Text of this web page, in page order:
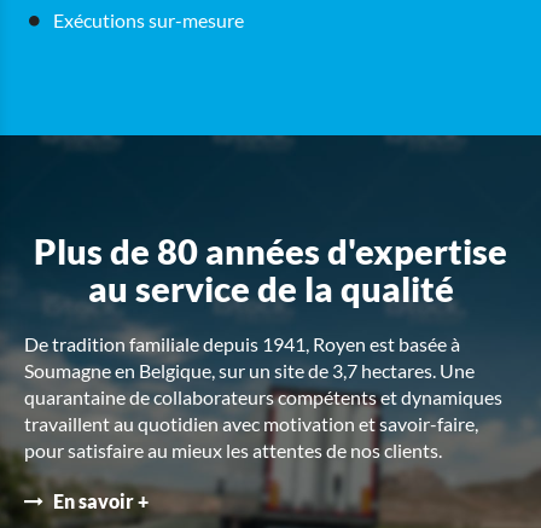
Exécutions sur-mesure
Plus de 80 années d'expertise
au service de la qualité
De tradition familiale depuis 1941, Royen est basée à
Soumagne en Belgique, sur un site de 3,7 hectares. Une
quarantaine de collaborateurs compétents et dynamiques
travaillent au quotidien avec motivation et savoir-faire,
pour satisfaire au mieux les attentes de nos clients.
En savoir +